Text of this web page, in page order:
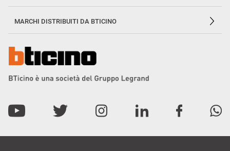
MARCHI DISTRIBUITI DA BTICINO